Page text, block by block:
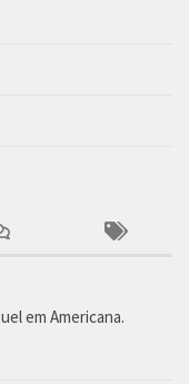
em Americana.